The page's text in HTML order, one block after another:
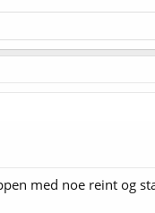
med noe reint og